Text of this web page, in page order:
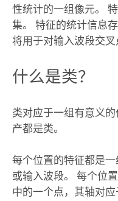
性统计的一组像元。
集。 特征的统计信息
将用于对输入波段交叉
什么是类？
类对应于一组有意义
产都是类。
每个位置的特征都是一
或输入波段。 每个位
中的一个点，其轴对